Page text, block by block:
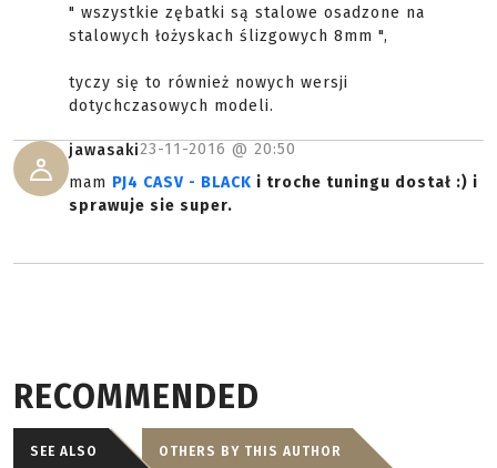
" wszystkie zębatki są stalowe osadzone na
stalowych łożyskach ślizgowych 8mm ",
tyczy się to również nowych wersji
dotychczasowych modeli.
jawasaki23-11-2016 @ 20:50
mam PJ4 CASV - BLACK i troche tuningu dostał :) i
sprawuje sie super.
RECOMMENDED
SEE ALSO OTHERS BY THIS AUTHOR